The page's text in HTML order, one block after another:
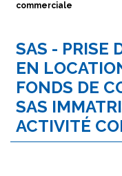
commerciale
SAS - PRISE
EN
FONDS DE
SAS
ACTIVITÉ